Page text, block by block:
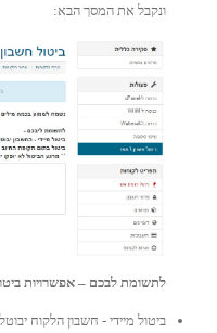
ונקבל את המסך הבא:
לתשומת לבכם – אפשרויות
ביטול מיידי - חשבון הלקוח